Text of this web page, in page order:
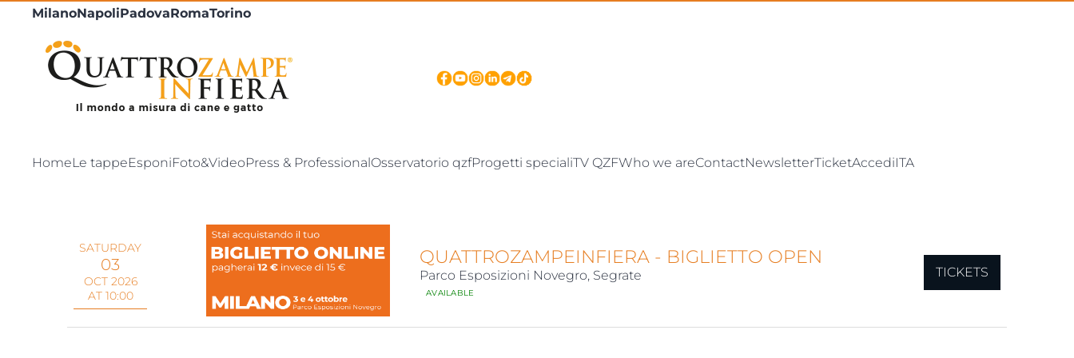
MilanoNapoliPadovaRomaTorino
HomeLe tappeEsponiFoto&VideoPress & ProfessionalOsservatorio qzfProgetti specialiTV QZFWho we areContactNewsletterTicketAccediITA
SATURDAY
03
OCT 2026
AT 10:00
QUATTROZAMPEINFIERA - BIGLIETTO OPEN
Parco Esposizioni Novegro, Segrate
AVAILABLE
TICKETS